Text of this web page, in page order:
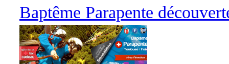
Baptême Parapente